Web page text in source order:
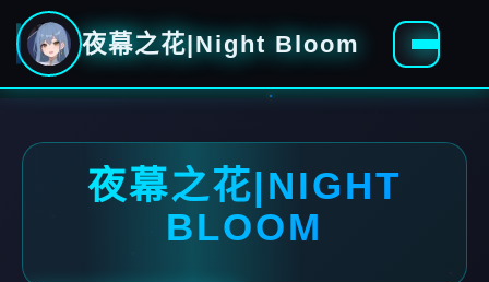
夜幕之花|Night Bloom
夜幕之花|NIGHT
BLOOM